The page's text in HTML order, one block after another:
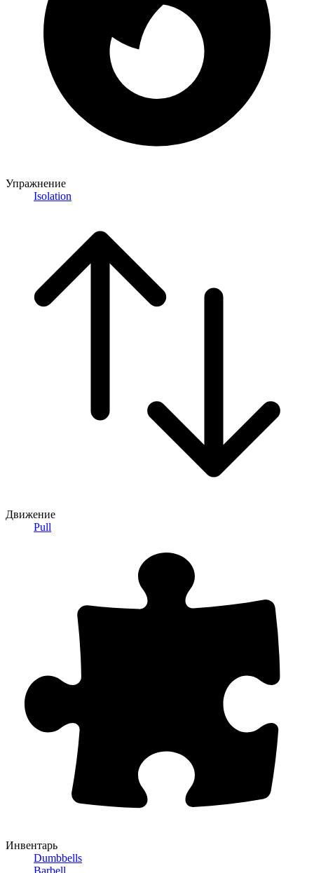
Упражнение
Isolation
Движение
Pull
Инвентарь
Dumbbells
Barbell